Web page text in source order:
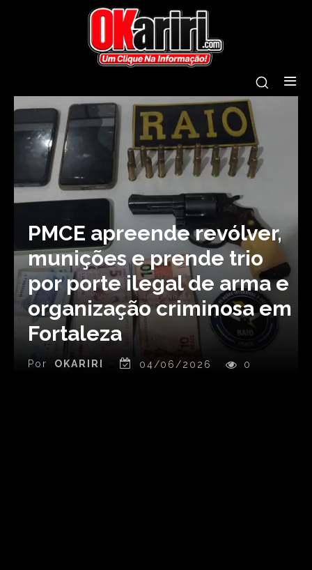
PMCE apreende revólver,
munições e prende trio
por porte ilegal de arma e
organização criminosa em
Fortaleza
Por OKARIRI 04/06/2026 0